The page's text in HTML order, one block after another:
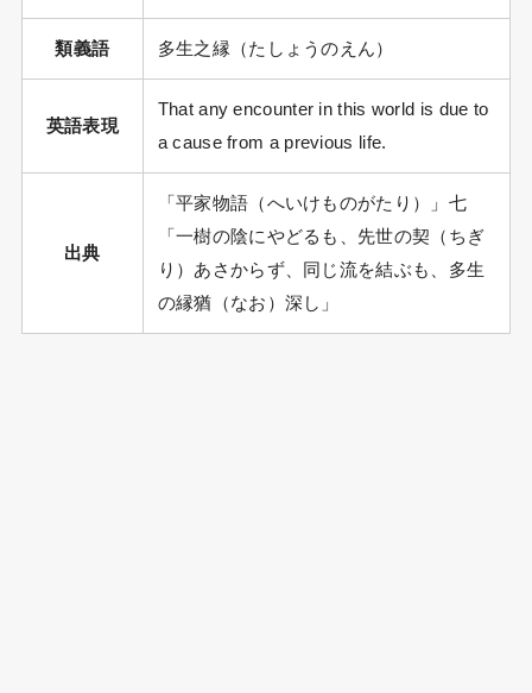
類義語 多生之縁（たしょうのえん）
英語表現
That any encounter in this world is due to
a cause from a previous life.
出典
「平家物語（へいけものがたり）」七
「一樹の陰にやどるも、先世の契（ちぎ
り）あさからず、同じ流を結ぶも、多生
の縁猶（なお）深し」